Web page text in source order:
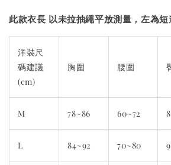
此款衣長 以未拉抽繩平放測量，左為
洋裝尺
碼建議
(cm)
胸圍 腰圍
M 78~86 60~72
L 84~92 70~80